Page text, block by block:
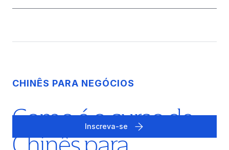
Inscreva-se
CHINÊS PARA NEGÓCIOS
Como é o curso de